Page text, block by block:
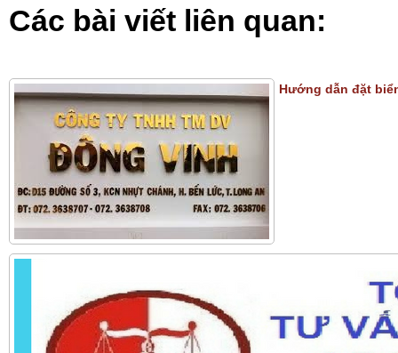
Các bài viết liên quan:
Hướng dẫn đặt